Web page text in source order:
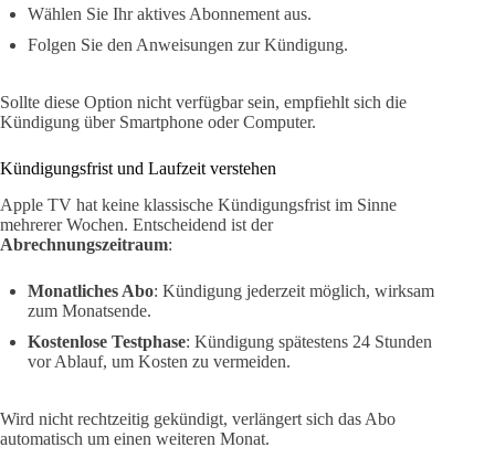
Wählen Sie Ihr aktives Abonnement aus.
Folgen Sie den Anweisungen zur Kündigung.
Sollte diese Option nicht verfügbar sein, empfiehlt sich die
Kündigung über Smartphone oder Computer.
Kündigungsfrist und Laufzeit verstehen
Apple TV hat keine klassische Kündigungsfrist im Sinne
mehrerer Wochen. Entscheidend ist der
Abrechnungszeitraum:
Monatliches Abo: Kündigung jederzeit möglich, wirksam
zum Monatsende.
Kostenlose Testphase: Kündigung spätestens 24 Stunden
vor Ablauf, um Kosten zu vermeiden.
Wird nicht rechtzeitig gekündigt, verlängert sich das Abo
automatisch um einen weiteren Monat.